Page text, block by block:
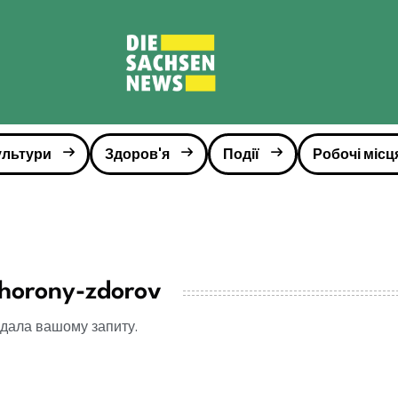
Здоров'я Події Робочі
zdorov
вашому запиту.